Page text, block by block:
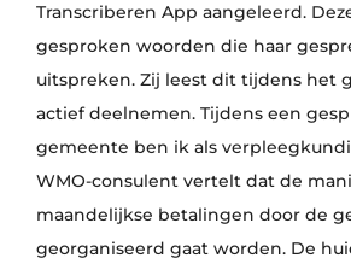
Transcriberen App aangeleerd.
gesproken woorden die haar
uitspreken. Zij leest dit tijdens het
actief deelnemen. Tijdens een
gemeente ben ik als
WMO-consulent vertelt dat de
maandelijkse betalingen door de
georganiseerd gaat worden. De